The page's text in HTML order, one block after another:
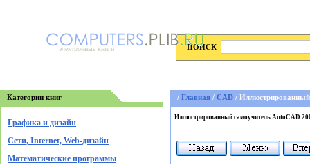
электронные книги ПОИСК
Категории книг
Графика и дизайн
Cети, Internet, Web-дизайн
Математические программы
/ Главная / CAD /
Иллюстрированный самоучитель AutoCAD